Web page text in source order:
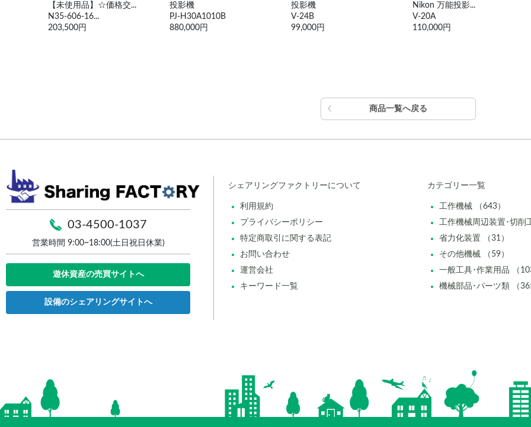
投影機
PJ-H30A1010B
880,000円
投影機
V-24B
99,000円
Nikon 万能投影...
110,000円
CNC画像測定機
4,400,000円
商品一覧へ戻る
03-4500-1037
営業時間 9:00~18:00(土日祝日休業)
遊休資産の売買サイトへ
設備のシェアリングサイトへ
シェアリングファクトリーについて
利用規約
プライバシーポリシー
特定商取引に関する表記
お問い合わせ
運営会社
キーワード一覧
カテゴリー一覧
工作機械 （643）
工作機械周辺装置･切削
省力化装置 （31）
その他機械 （59）
一般工具･作業用品 （
機械部品･パーツ類 （